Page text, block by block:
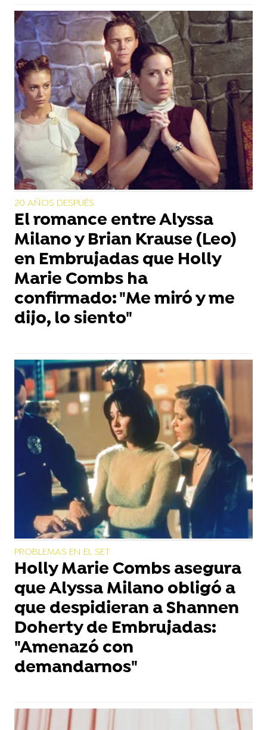
20 AÑOS DESPUÉS
El romance entre Alyssa
Milano y Brian Krause (Leo)
en Embrujadas que Holly
Marie Combs ha
confirmado: "Me miró y me
dijo, lo siento"
PROBLEMAS EN EL SET
Holly Marie Combs asegura
que Alyssa Milano obligó a
que despidieran a Shannen
Doherty de Embrujadas:
"Amenazó con
demandarnos"